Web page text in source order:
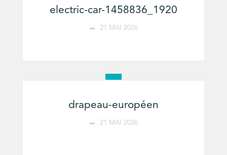
electric-car-1458836_1920
21 MAI 2026
drapeau-européen
21 MAI 2026